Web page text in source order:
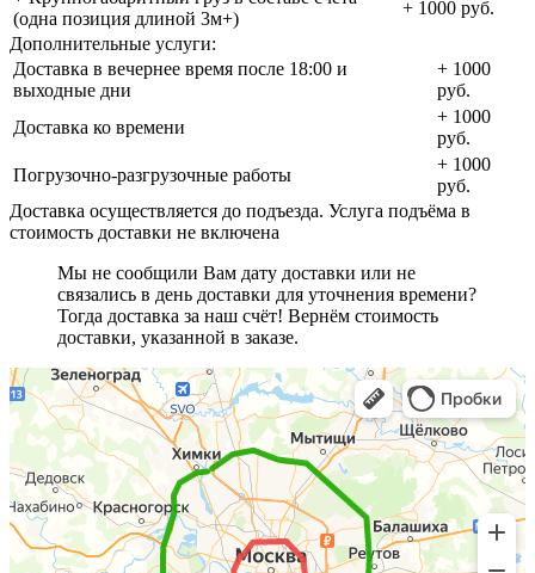
(одна позиция длиной 3м+)
+ 1000 руб.
Дополнительные услуги:
Доставка в вечернее время после 18:00 и
выходные дни
+ 1000
руб.
Доставка ко времени
+ 1000
руб.
Погрузочно-разгрузочные работы
+ 1000
руб.
Доставка осуществляется до подъезда. Услуга подъёма в
стоимость доставки не включена
Мы не сообщили Вам дату доставки или не
связались в день доставки для уточнения времени?
Тогда доставка за наш счёт! Вернём стоимость
доставки, указанной в заказе.